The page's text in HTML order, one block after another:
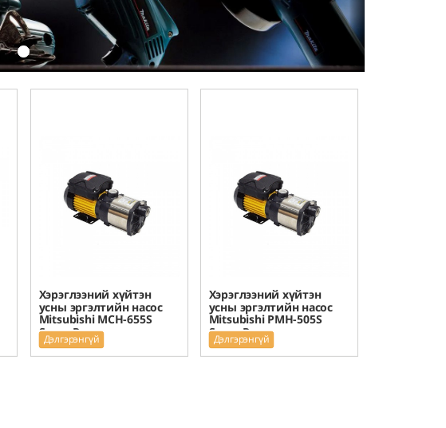
Хэрэглээний хүйтэн
усны эргэлтийн насос
Mitsubishi MCH-655S
Super Pump
Дэлгэрэнгүй
Хэрэглээний хүйтэн
усны эргэлтийн насос
Mitsubishi PMH-505S
Super Pump
Дэлгэрэнгүй